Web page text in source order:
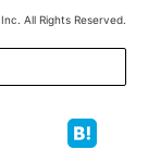
All Rights Reserved.